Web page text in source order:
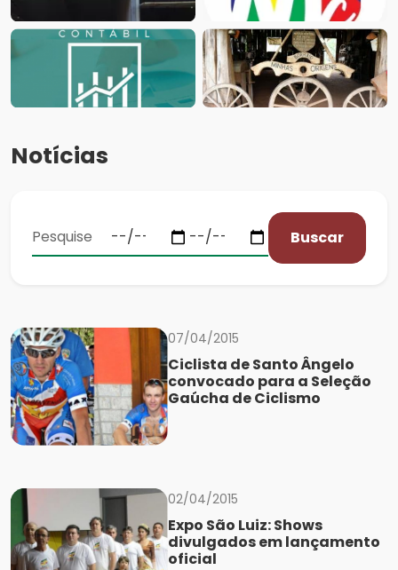
Notícias
Buscar
07/04/2015
Ciclista de Santo Ângelo
convocado para a Seleção
Gaúcha de Ciclismo
02/04/2015
Expo São Luiz: Shows
divulgados em lançamento
oficial